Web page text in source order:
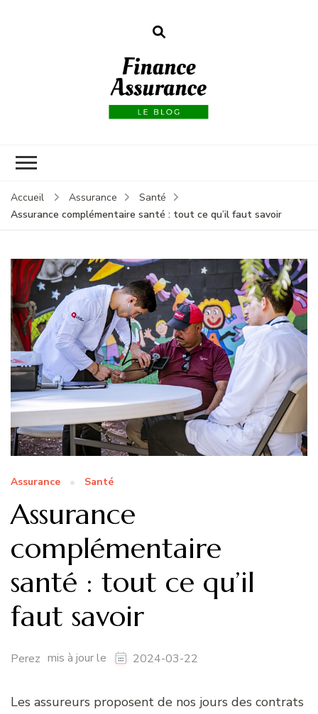
Accueil Assurance
Santé
Assurance complémentaire santé : tout ce qu’il faut savoir
Assurance Santé
Assurance
complémentaire
santé : tout ce qu’il
faut savoir
Perez mis à jour le 2024-03-22
Les assureurs proposent de nos jours des contrats